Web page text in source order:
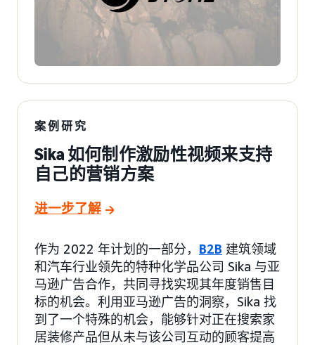
案例研究
Sika 如何制作激励性视频来支持
自己的营销方案
进一步了解
作为 2022 年计划的一部分， B2B 建筑领域
和汽车行业领先的特种化学品公司 Sika 与亚
马逊广告合作，共同寻找实现其年度销售目
标的机会。利用亚马逊广告的洞察，Sika 找
到了一个特殊的机会，能够针对正在搜索家
居装修产品但从未与该公司互动的顾客提高